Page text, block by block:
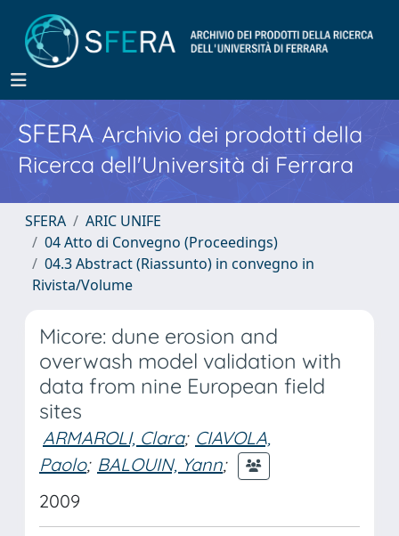
SFERA Archivio dei prodotti della
Ricerca dell'Università di Ferrara
SFERA
ARIC UNIFE
04 Atto di Convegno (Proceedings)
04.3 Abstract (Riassunto) in convegno in
Rivista/Volume
Micore: dune erosion and
overwash model validation with
data from nine European field
sites
ARMAROLI, Clara; CIAVOLA,
Paolo; BALOUIN, Yann;
2009